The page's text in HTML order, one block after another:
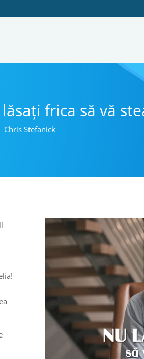
frica să vă
Chris Stefanick